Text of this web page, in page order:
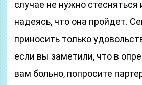
случае не нужно стесняться
надеясь, что она пройдет.
приносить только
если вы заметили, что в
вам больно, попросите